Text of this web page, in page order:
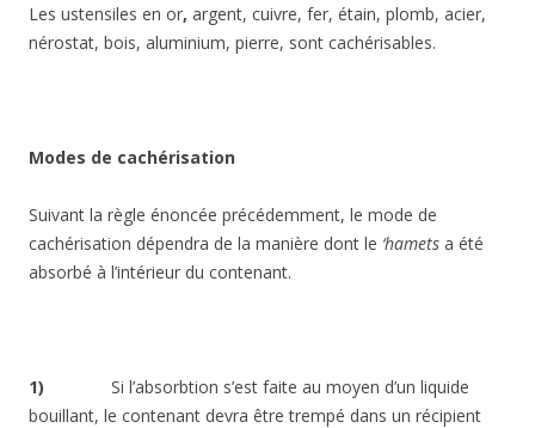
Les ustensiles en or, argent, cuivre, fer, étain, plomb, acier,
nérostat, bois, aluminium, pierre, sont cachérisables.
Modes de cachérisation
Suivant la règle énoncée précédemment, le mode de
cachérisation dépendra de la manière dont le ‘hamets a été
absorbé à l’intérieur du contenant.
1) Si l’absorbtion s’est faite au moyen d’un liquide
bouillant, le contenant devra être trempé dans un récipient